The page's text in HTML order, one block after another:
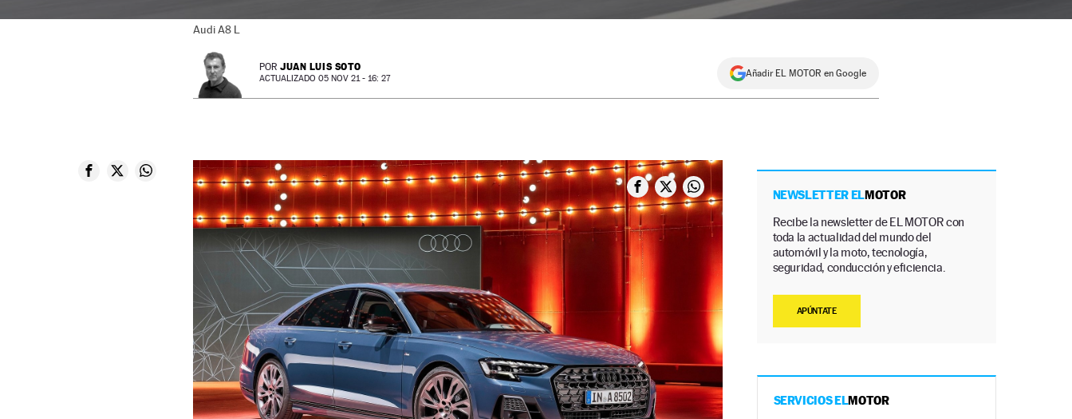
Audi A8 L
POR JUAN LUIS SOTO
ACTUALIZADO 05 NOV 21 - 16: 27 Añadir EL MOTOR en Google
NEWSLETTER ELMOTOR
Recibe la newsletter de EL MOTOR con
toda la actualidad del mundo del
automóvil y la moto, tecnología,
seguridad, conducción y eficiencia.
APÚNTATE
SERVICIOS ELMOTOR